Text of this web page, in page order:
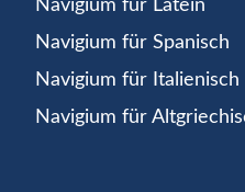
Navigium für Latein
Navigium für Spanisch
Navigium für Italienisch
Navigium für